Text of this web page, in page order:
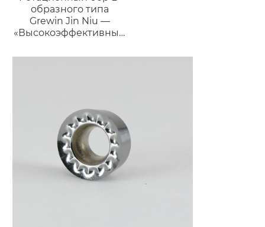
образного типа
Grewin Jin Niu —
«Высокоэффективный